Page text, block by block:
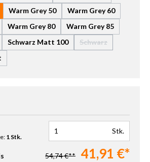
Warm Grey 50
Warm Grey 60
Warm Grey 80
Warm Grey 85
Schwarz Matt 100 Schwarz
den gewünschten Wert ein oder benutze
1 Stk.
Stk.
54,74 €** 41,91 €*